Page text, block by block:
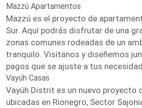
Mazzú Apartamentos
Mazzú es el proyecto de
Sur. Aquí podrás disfrutar de una
zonas comunes rodeadas de un
tranquilo. Visítanos y diseñemos
pagos que se ajuste a tus
Vayúh Casas
Vayúh Distrit es un nuevo proyecto
ubicadas en Rionegro, Sector